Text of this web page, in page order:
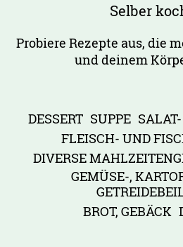
Selber
Probiere Rezepte aus, die
und deinem
DESSERT SUPPE
FLEISCH- UND
DIVERSE
GEMÜSE-,
BROT, GEBÄCK